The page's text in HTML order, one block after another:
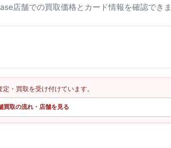
店舗での買取価格とカード情報を確認できま
定・買取を受け付けています。
買取の流れ・店舗を見る